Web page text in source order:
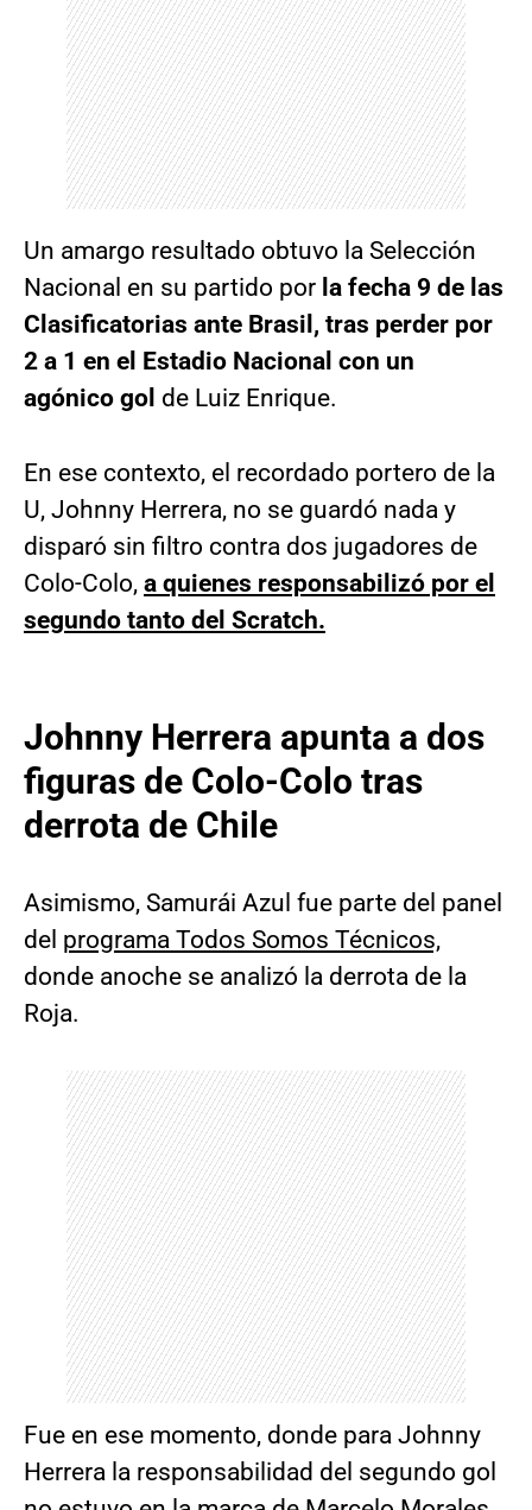
Un amargo resultado obtuvo la Selección
Nacional en su partido por la fecha 9 de las
Clasificatorias ante Brasil, tras perder por
2 a 1 en el Estadio Nacional con un
agónico gol de Luiz Enrique.
En ese contexto, el recordado portero de la
U, Johnny Herrera, no se guardó nada y
disparó sin filtro contra dos jugadores de
Colo-Colo, a quienes responsabilizó por el
segundo tanto del Scratch.
Johnny Herrera apunta a dos
figuras de Colo-Colo tras
derrota de Chile
Asimismo, Samurái Azul fue parte del panel
del programa Todos Somos Técnicos,
donde anoche se analizó la derrota de la
Roja.
Fue en ese momento, donde para Johnny
Herrera la responsabilidad del segundo gol